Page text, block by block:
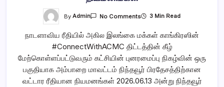
ByAdmin No CommentsOn
வட்டார
நியமனங்கள்
3 Min Read
நாடளாவிய ரீதியில் அகில இலங்கை மக்கள் காங்கிரஸின்
#ConnectWithACMC திட்டத்தின் கீழ்
மேற்கொள்ளப்பட்டுவரும் கட்சியின் புனரமைப்பு நிகழ்வின் ஒரு
பகுதியாக அம்பாறை மாவட்டம் நிந்தவூர் பிரதேசத்திற்கான
வட்டார ரீதியான நியமனங்கள் 2026.06.13 அன்று நிந்தவூர்